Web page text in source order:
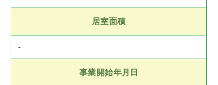
居室面積
-
事業開始年月日